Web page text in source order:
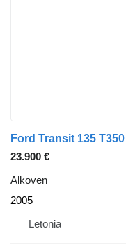
Ford Transit 135 T350
23.900 €
Alkoven
2005
Letonia